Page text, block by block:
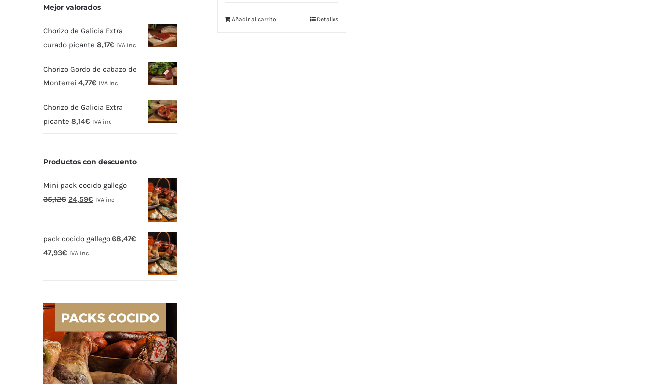
Añadir al carrito Detalles
Mejor valorados
Chorizo de Galicia Extra
curado picante 8,17€ IVA inc
Chorizo Gordo de cabazo de
Monterrei 4,77€ IVA inc
Chorizo de Galicia Extra
picante 8,14€ IVA inc
Productos con descuento
Mini pack cocido gallego
35,12€ El
era:
35,12€.
24,59€ El
es:
IVA inc
pack cocido gallego 68,47€
El
68,47€.
47,93€ El
IVA inc